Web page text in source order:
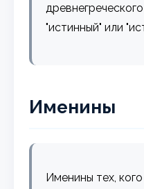
"истинный" или
Именины
Именины тех,